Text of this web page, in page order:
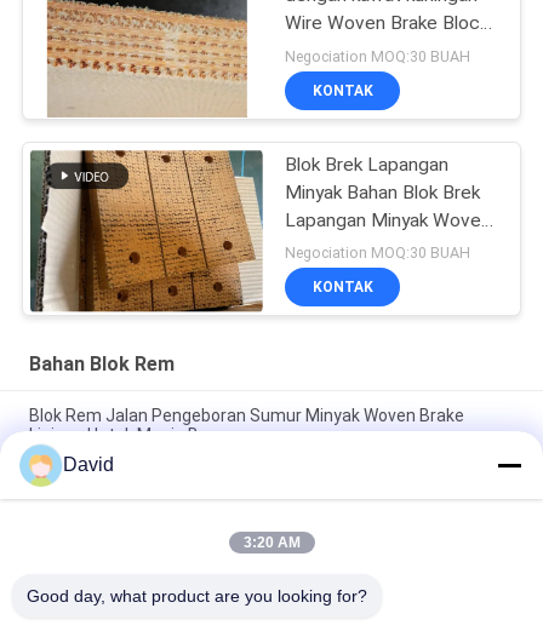
Wire Woven Brake Block
Material untuk sumur
minyak
Negociation MOQ:30 BUAH
KONTAK
Blok Brek Lapangan
Minyak Bahan Blok Brek
Lapangan Minyak Woven
untuk Pengeboran Pile
Driver
Negociation MOQ:30 BUAH
KONTAK
Bahan Blok Rem
Blok Rem Jalan Pengeboran Sumur Minyak Woven Brake
Linings Untuk Mesin Bor
Kampas Rem Anyaman Bebas Asbes Blok Rem Anyaman
Bantalan Rem Anyaman untuk Pengeboran Sumur Minyak
Mesin Pengeboran Woven Brake Lining Resin Brake Blocks
David
3:20 AM
Good day, what product are you looking for?